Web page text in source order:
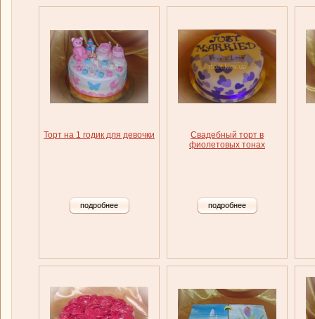
Торт на 1 годик для девочки
подробнее
Свадебный торт в
фиолетовых тонах
подробнее